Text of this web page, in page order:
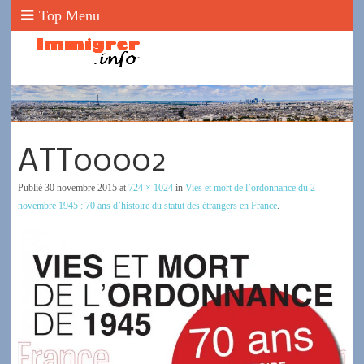
Top Menu
ATT00002
Publié 30 novembre 2015at 724 × 1024in Vies et mort de l’ordonnance du 2
novembre 1945 : 70 ans d’histoire du statut des étrangers en France.